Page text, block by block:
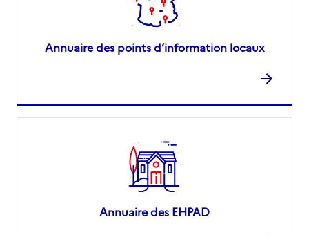
Annuaire des points d’information locaux
Annuaire des EHPAD